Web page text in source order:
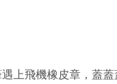
上飛機橡皮章，蓋